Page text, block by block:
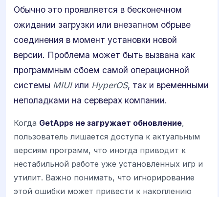
Обычно это проявляется в бесконечном
ожидании загрузки или внезапном обрыве
соединения в момент установки новой
версии. Проблема может быть вызвана как
программным сбоем самой операционной
системы MIUIили HyperOS, так и временными
неполадками на серверах компании.
Когда GetApps не загружает обновление,
пользователь лишается доступа к актуальным
версиям программ, что иногда приводит к
нестабильной работе уже установленных игр и
утилит. Важно понимать, что игнорирование
этой ошибки может привести к накоплению